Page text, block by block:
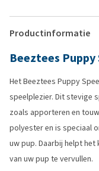
Productinformatie
Beeztees
Het Beeztees Puppy
speelplezier. Dit stevige
zoals apporteren en
polyester en is speciaal
uw pup. Daarbij helpt
van uw pup te vervullen.